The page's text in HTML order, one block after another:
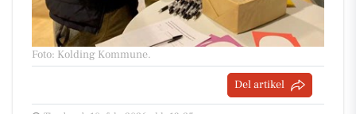
Foto: Kolding Kommune.
Del artikel